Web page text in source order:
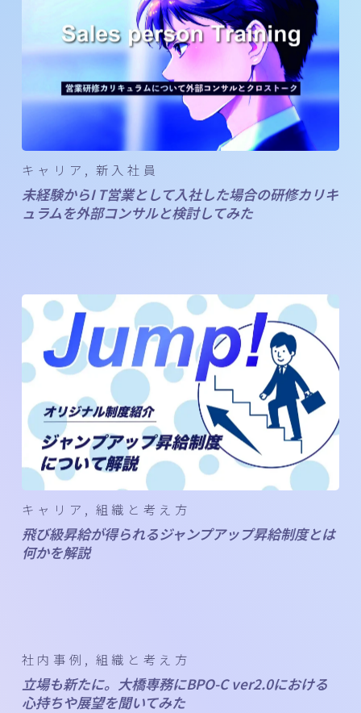
キャリア 新入社員
未経験からI T営業として入社した場合の研修カリキ
ュラムを外部コンサルと検討してみた
キャリア 組織と考え方
飛び級昇給が得られるジャンプアップ昇給制度とは
何かを解説
社内事例 組織と考え方
立場も新たに。大橋専務にBPO-C ver2.0における
心持ちや展望を聞いてみた